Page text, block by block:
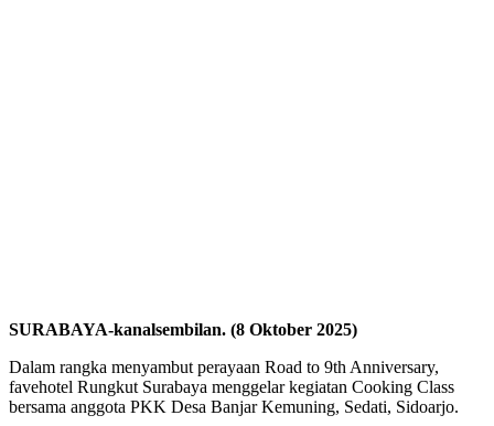
SURABAYA-kanalsembilan. (8 Oktober 2025)
Dalam rangka menyambut perayaan Road to 9th Anniversary,
favehotel Rungkut Surabaya menggelar kegiatan Cooking Class
bersama anggota PKK Desa Banjar Kemuning, Sedati, Sidoarjo.